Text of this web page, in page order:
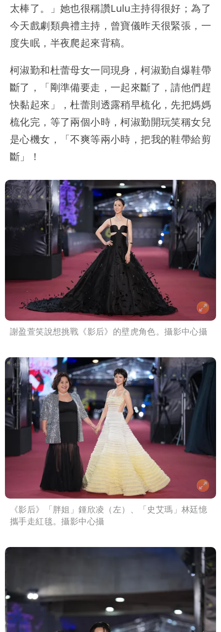
太棒了。」她也很稱讚Lulu主持得很好；為了
今天戲劇類典禮主持，曾寶儀昨天很緊張，一
度失眠，半夜爬起來背稿。
柯淑勤和杜蕾母女一同現身，柯淑勤自爆鞋帶
斷了，「剛準備要走，一起來斷了，請他們趕
快黏起來」，杜蕾則透露稍早梳化，先把媽媽
梳化完，等了兩個小時，柯淑勤開玩笑稱女兒
是心機女，「不爽等兩小時，把我的鞋帶給剪
斷」！
謝盈萱笑說想挑戰《影后》的壁虎角色。攝影中心攝
《影后》「胖姐」鍾欣凌（左）、「史艾瑪」林廷憶
攜手走紅毯。攝影中心攝